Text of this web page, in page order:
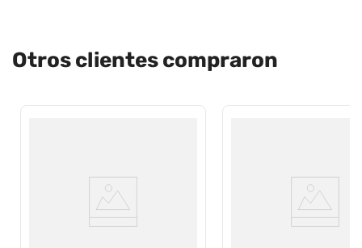
Otros clientes compraron